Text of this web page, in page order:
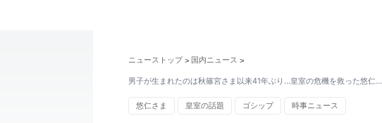
ニューストップ > 国内ニュース >
男子が生まれたのは秋篠宮さま以来41年ぶり…皇室の危機を救った悠仁…
悠仁さま 皇室の話題 ゴシップ 時事ニュース